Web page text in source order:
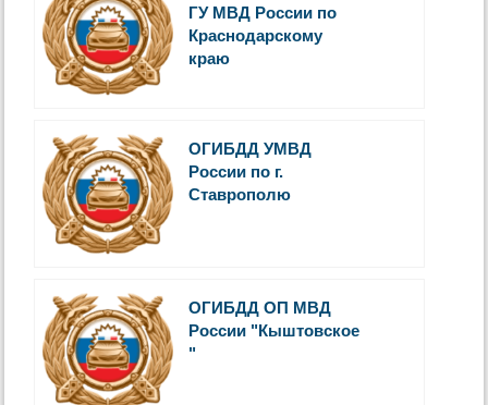
ГУ МВД России по
Краснодарскому
краю
ОГИБДД УМВД
России по г.
Ставрополю
ОГИБДД ОП МВД
России "Кыштовское
"